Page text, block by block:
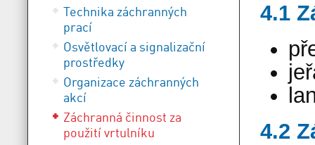
Technika záchranných
prací
Osvětlovací a signalizační
prostředky
Organizace záchranných
akcí
Záchranná činnost za
použití vrtulníku
4.1
4.2